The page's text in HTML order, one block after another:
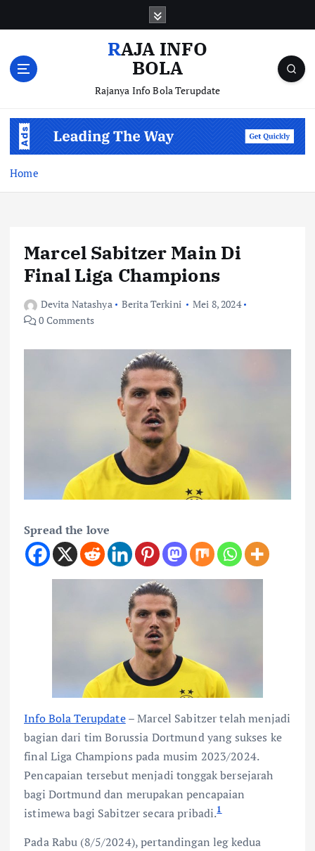
RAJA INFO
BOLA
Rajanya Info Bola Terupdate
Home
Marcel Sabitzer Main Di
Final Liga Champions
Devita Natashya Berita Terkini
Mei 8, 2024
0 Comments
Spread the love
Info Bola Terupdate– Marcel Sabitzer telah menjadi
bagian dari tim Borussia Dortmund yang sukses ke
final Liga Champions pada musim 2023/2024.
Pencapaian tersebut menjadi tonggak bersejarah
bagi Dortmund dan merupakan pencapaian
istimewa bagi Sabitzer secara pribadi.1
Pada Rabu (8/5/2024), pertandingan leg kedua